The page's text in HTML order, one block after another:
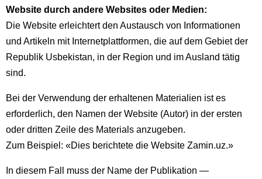
Website durch andere Websites oder Medien:
Die Website erleichtert den Austausch von Informationen
und Artikeln mit Internetplattformen, die auf dem Gebiet der
Republik Usbekistan, in der Region und im Ausland tätig
sind.
Bei der Verwendung der erhaltenen Materialien ist es
erforderlich, den Namen der Website (Autor) in der ersten
oder dritten Zeile des Materials anzugeben.
Zum Beispiel: «Dies berichtete die Website Zamin.uz.»
In diesem Fall muss der Name der Publikation —